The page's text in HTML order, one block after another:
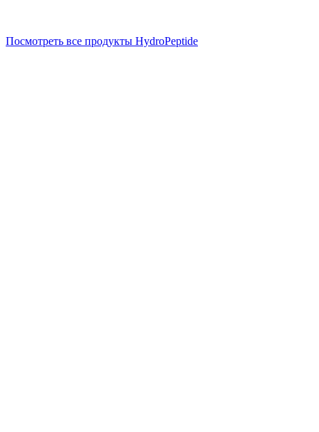
Посмотреть все продукты HydroPeptide